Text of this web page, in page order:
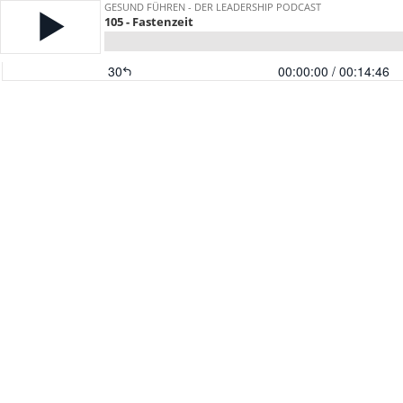
GESUND FÜHREN - DER LEADERSHIP PODCAST
105 - Fastenzeit
30 00:00:00 / 00:14:46